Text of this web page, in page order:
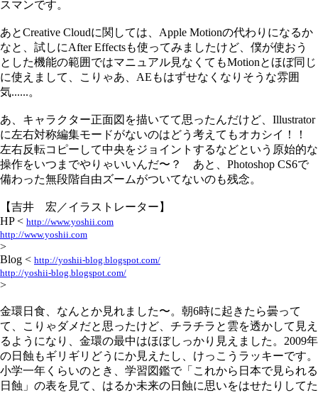
スマンです。
あとCreative Cloudに関しては、Apple Motionの代わりになるか
なと、試しにAfter Effectsも使ってみましたけど、僕が使おう
とした機能の範囲ではマニュアル見なくてもMotionとほぼ同じ
に使えまして、こりゃあ、AEもはずせなくなりそうな雰囲
気......。
あ、キャラクター正面図を描いてて思ったんだけど、Illustrator
に左右対称編集モードがないのはどう考えてもオカシイ！！
左右反転コピーして中央をジョイントするなどという原始的な
操作をいつまでやりゃいいんだ〜？ あと、Photoshop CS6で
備わった無段階自由ズームがついてないのも残念。
【吉井 宏／イラストレーター】
HP < http://www.yoshii.com
http://www.yoshii.com
>
Blog < http://yoshii-blog.blogspot.com/
http://yoshii-blog.blogspot.com/
>
金環日食、なんとか見れました〜。朝6時に起きたら曇って
て、こりゃダメだと思ったけど、チラチラと雲を透かして見え
るようになり、金環の最中はほぼしっかり見えました。2009年
の日蝕もギリギリどうにか見えたし、けっこうラッキーです。
小学一年くらいのとき、学習図鑑で「これから日本で見られる
日蝕」の表を見て、はるか未来の日蝕に思いをはせたりしてた